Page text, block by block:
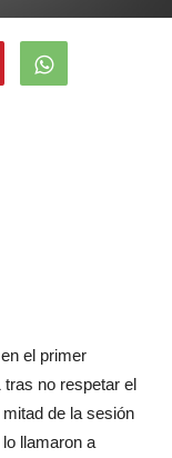
el primer
tras no respetar el
de la sesión
llamaron a